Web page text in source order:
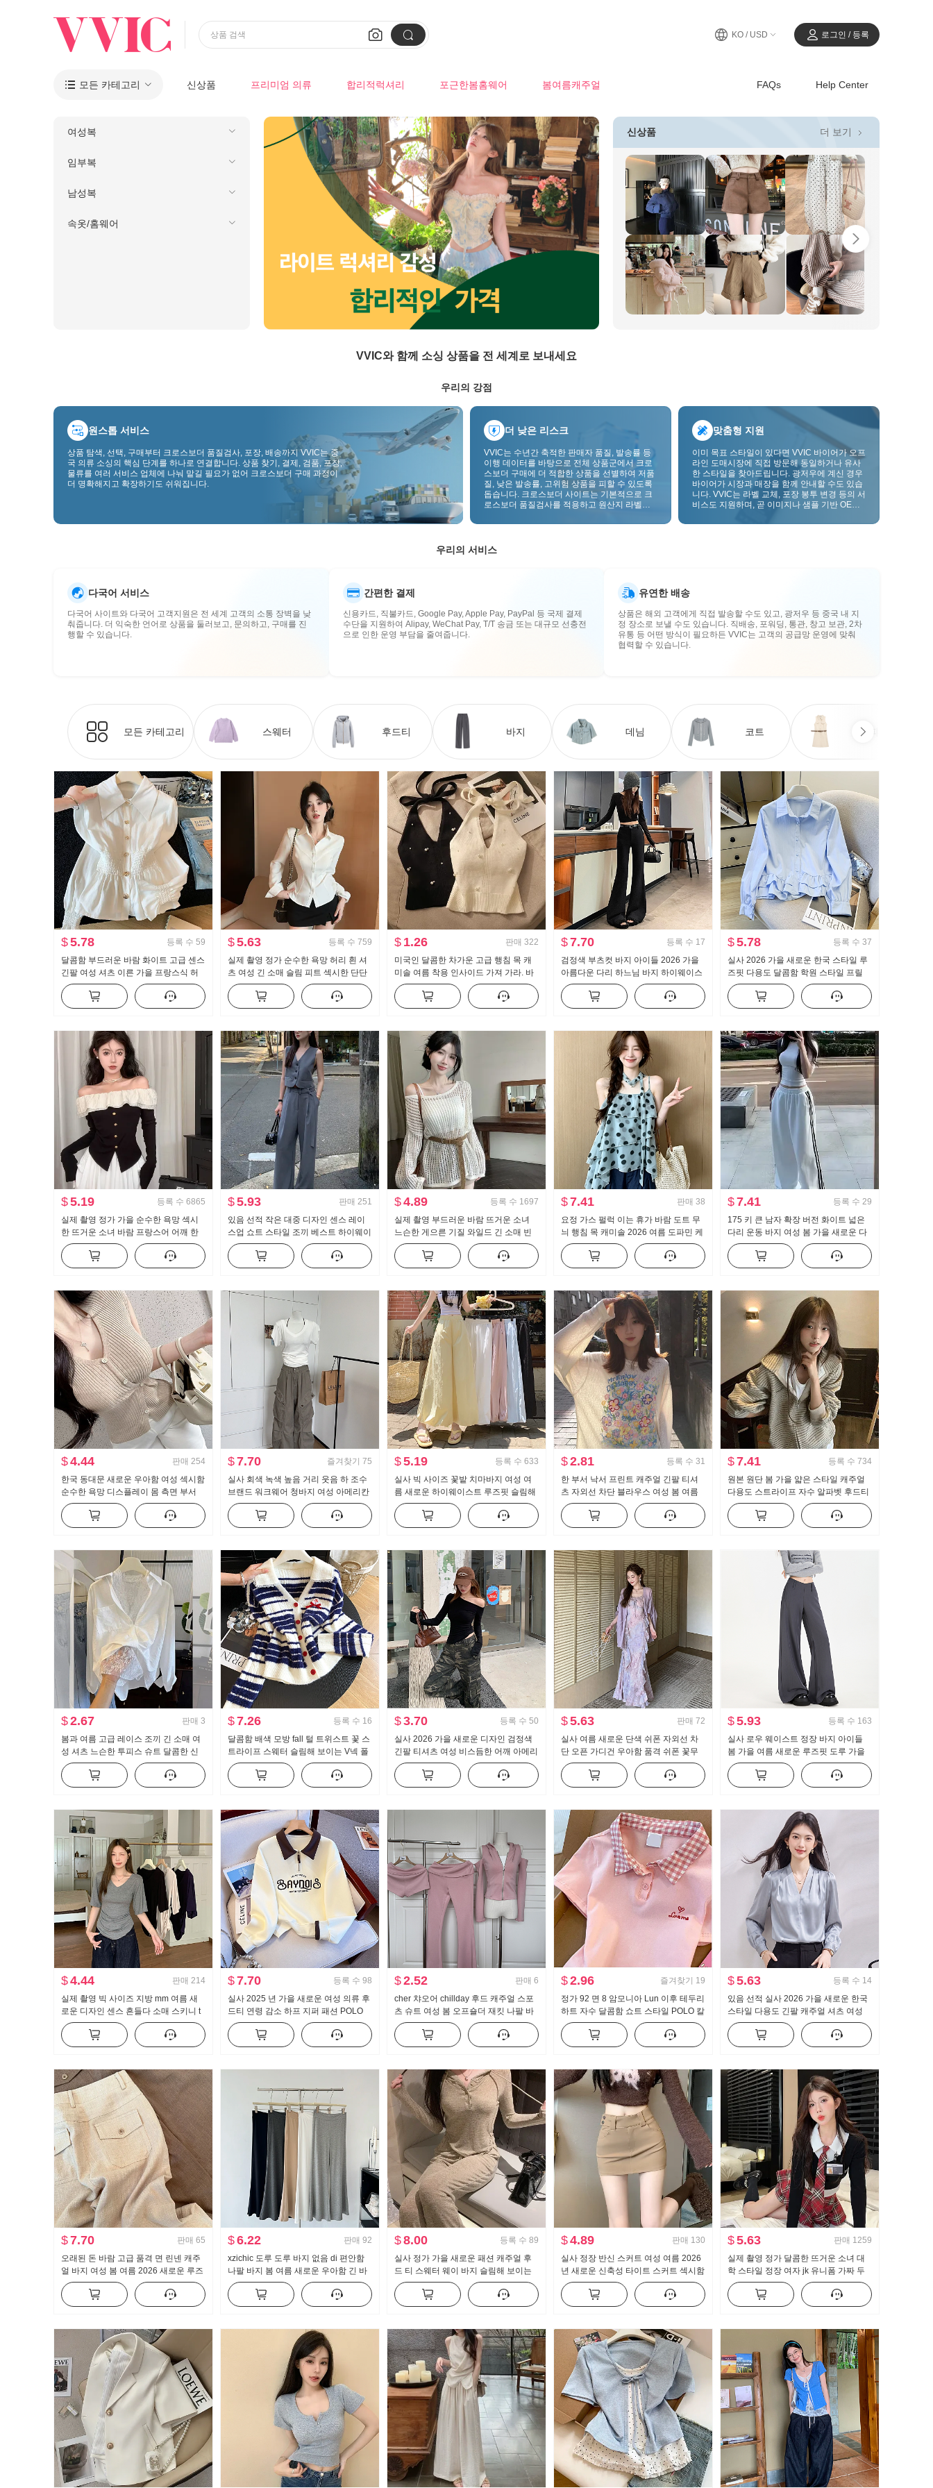
 
상품 검색 KO / USD 로그인 / 등록
 모든 카테고리 신상품 프리미엄 의류 합리적럭셔리 포근한봄홈웨어 봄여름캐주얼 FAQs Help Center
여성복
임부복
남성복
속옷/홈웨어
신상품 더 보기 
VVIC와 함께 소싱 상품을 전 세계로 보내세요
우리의 강점
원스톱 서비스
상품 탐색, 선택, 구매부터 크로스보더 품질검사, 포장, 배송까지 VVIC는 중
국 의류 소싱의 핵심 단계를 하나로 연결합니다. 상품 찾기, 결제, 검품, 포장,
물류를 여러 서비스 업체에 나눠 맡길 필요가 없어 크로스보더 구매 과정이
더 명확해지고 확장하기도 쉬워집니다.
더 낮은 리스크
VVIC는 수년간 축적한 판매자 품질, 발송률 등
이행 데이터를 바탕으로 전체 상품군에서 크로
스보더 구매에 더 적합한 상품을 선별하여 저품
질, 낮은 발송률, 고위험 상품을 피할 수 있도록
돕습니다. 크로스보더 사이트는 기본적으로 크
로스보더 품질검사를 적용하고 원산지 라벨을
낮춥니다.
맞춤형 지원
이미 목표 스타일이 있다면 VVIC 바이어가 오프
라인 도매시장에 직접 방문해 동일하거나 유사
한 스타일을 찾아드립니다. 광저우에 계신 경우
바이어가 시장과 매장을 함께 안내할 수도 있습
니다. VVIC는 라벨 교체, 포장 봉투 변경 등의 서
비스도 지원하며, 곧 이미지나 샘플 기반 OEM
를 비즈니스에 더 잘 맞는 공급망 역량으로 전환
우리의 서비스
다국어 서비스
다국어 사이트와 다국어 고객지원은 전 세계 고객의 소통 장벽을 낮
춰줍니다. 더 익숙한 언어로 상품을 둘러보고, 문의하고, 구매를 진
행할 수 있습니다.
간편한 결제
신용카드, 직불카드, Google Pay, Apple Pay, PayPal 등 국제 결제
수단을 지원하여 Alipay, WeChat Pay, T/T 송금 또는 대규모 선충전
으로 인한 운영 부담을 줄여줍니다.
유연한 배송
상품은 해외 고객에게 직접 발송할 수도 있고, 광저우 등 중국 내 지
정 장소로 보낼 수도 있습니다. 직배송, 포워딩, 통관, 창고 보관, 2차
유통 등 어떤 방식이 필요하든 VVIC는 고객의 공급망 운영에 맞춰
협력할 수 있습니다.
모든 카테고리 스웨터 후드티 바지 데님 코트 원피스
$5.78 등록 수 59
달콤함 부드러운 바람 화이트 고급 센스
긴팔 여성 셔츠 이른 가을 프랑스식 허
리 수축 슬림해 보이는 맨위
$5.63 등록 수 759
실제 촬영 정가 순수한 욕망 허리 흰 셔
츠 여성 긴 소매 슬림 피트 섹시한 단단
한 셔츠 ol 유니폼 경력 작업복
$ 1.26 판매 322
미국인 달콤한 차가운 고급 행침 목 캐
미솔 여름 착용 인사이드 가져 가라. 바
지를 입는 셔츠 뜨거운 소녀 뜨개질 튜
브 톱 맨위
$7.70 등록 수 17
검정색 부츠컷 바지 아이들 2026 가을
아름다운 다리 하느님 바지 하이웨이스
트 수퍼 모델 바지 몸매 가꾸기 신축성
캐주얼 나팔 슬랙스
$5.78 등록 수 37
실사 2026 가을 새로운 한국 스타일 루
즈핏 다용도 달콤함 학원 스타일 프릴
긴팔 셔츠 여성 셔츠
$5.19 등록 수 6865
실제 촬영 정가 가을 순수한 욕망 섹시
한 뜨거운 소녀 바람 프랑스어 어깨 한
개 긴 소매 티셔츠 여자 프릴 허리 맨위
$5.93 판매 251
있음 선적 작은 대중 디자인 센스 레이
스업 쇼트 스타일 조끼 베스트 하이웨이
스트 도루 센스 넓은 다리 캐주얼 바지
세트
$4.89 등록 수 1697
실제 촬영 부드러운 바람 뜨거운 소녀
느슨한 게으른 기질 와일드 긴 소매 빈
뜨개질 블라우스 캐미솔
$7.41 판매 38
요정 가스 펄럭 이는 휴가 바람 도트 무
늬 행침 목 캐미솔 2026 여름 도파민 케
이크 퍼프 인형 셔츠 맨위
$7.41 등록 수 29
175 키 큰 남자 확장 버전 화이트 넓은
다리 운동 바지 여성 봄 가을 새로운 다
용도 스트라이프 캐주얼 바닥 청소 바지
$4.44 판매 254
한국 동대문 새로운 우아함 여성 섹시함
순수한 욕망 디스플레이 몸 측면 부서
버클 반팔 니트 티셔츠 맨위
$7.70 즐겨찾기 75
실사 회색 녹색 높음 거리 웃음 하 조수
브랜드 워크웨어 청바지 여성 아메리칸
레트로 루즈핏 바닥 청소 캐주얼 바지
$5.19 등록 수 633
실사 빅 사이즈 꽃밭 치마바지 여성 여
름 새로운 하이웨이스트 루즈핏 슬림해
보이는 도루 센스 배기 바지 캐주얼 와
이드 레그 팬츠
$2.81 등록 수 31
한 부서 낙서 프린트 캐주얼 긴팔 티셔
츠 자외선 차단 블라우스 여성 봄 여름
루즈핏 느긋한 차가운 센스 라운드 넥
맨위
$7.41 등록 수 734
원본 원단 봄 가을 얇은 스타일 캐주얼
다용도 스트라이프 자수 알파벳 후드티
재킷
$2.67 판매 3
봄과 여름 고급 레이스 조끼 긴 소매 여
성 셔츠 느슨한 투피스 슈트 달콤한 신
선한
$7.26 등록 수 16
달콤함 배색 모방 fall 털 트위스트 꽃 스
트라이프 스웨터 슬림해 보이는 V넥 폴
로 칼라 레이스 니트 오픈 가디건
$3.70 등록 수 50
실사 2026 가을 새로운 디자인 검정색
긴팔 티셔츠 여성 비스듬한 어깨 아메리
칸 핫걸 오프숄더 오프숄더 맨위
$5.63 판매 72
실사 여름 새로운 단색 쉬폰 자외선 차
단 오픈 가디건 우아함 품격 쉬폰 꽃무
늬 여성 드레스 투피스 세트
$5.93 등록 수 163
실사 로우 웨이스트 정장 바지 아이들
봄 가을 여름 새로운 루즈핏 도루 가을
센스 bf 느긋한 캐주얼 부츠컷 와이드 레
그 팬츠
$4.44 판매 214
실제 촬영 빅 사이즈 지방 mm 여름 새
로운 디자인 센스 흔들다 소매 스키니 t
캐주얼 슬림해 보이는 몸매 가꾸기 만나
는 맨위
$7.70 등록 수 98
실사 2025 년 가을 새로운 여성 의류 후
드티 연령 감소 하프 지퍼 패션 POLO
칼라 캐주얼 다용도 슬림해 보이는
$2.52 판매 6
cher 챠오어 chillday 후드 캐주얼 스포
츠 슈트 여성 봄 오프숄더 재킷 나팔 바
지 3종 세트
$2.96 즐겨찾기 19
정가 92 면 8 암모니아 Lun 이후 테두리
하트 자수 달콤함 쇼트 스타일 POLO 칼
라 티셔츠 몸매 가꾸기 작은 키 트렌디
$5.63 등록 수 14
있음 선적 실사 2026 가을 새로운 한국
스타일 다용도 긴팔 캐주얼 셔츠 여성
셔츠
$7.70 판매 65
오래된 돈 바람 고급 품격 면 린넨 캐주
얼 바지 여성 봄 여름 2026 새로운 루즈
핏 슬림해 보이는 얇고 가벼운 스트레이
트 팬츠
$6.22 판매 92
xzichic 도루 도루 바지 없음 di 편안함
나팔 바지 봄 여름 새로운 우아함 긴 바
지 슬림해 보이는 캐주얼 바지 여성
$8.00 등록 수 89
실사 정가 가을 새로운 패션 캐주얼 후
드 티 스웨터 웨이 바지 슬림해 보이는
세트 스포츠 슈트 여성 트렌디
$4.89 판매 130
실사 정장 반신 스커트 여성 여름 2026
년 새로운 신축성 타이트 스커트 섹시함
핫걸 하이웨이스트 한 마디 미니 스커트
$5.63 판매 1259
실제 촬영 정가 달콤한 뜨거운 소녀 대
학 스타일 정장 여자 jk 유니폼 가짜 두
조각 순수한 욕망 맨위 하프 바디 퀼로
트 2 피스 세트